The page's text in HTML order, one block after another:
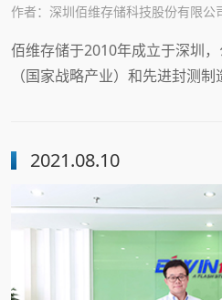
作者：深圳佰维存储科技股份有限公
佰维存储于2010年成立于深圳
（国家战略产业）和先进封测
联时代的存储根基”为使命，致
2021.08.10
«« « … 9 10
18 …